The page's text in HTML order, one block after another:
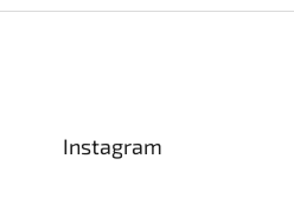
Instagram